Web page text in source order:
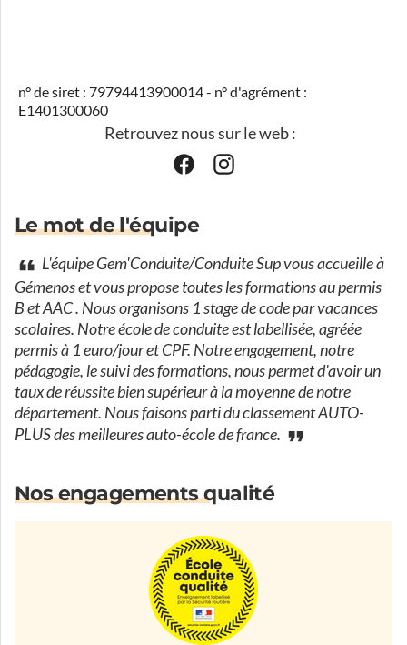
n° de siret : 79794413900014 - n° d'agrément :
E1401300060
Retrouvez nous sur le web :
Le mot de l'équipe
L'équipe Gem'Conduite/Conduite Sup vous accueille à
Gémenos et vous propose toutes les formations au permis
B et AAC . Nous organisons 1 stage de code par vacances
scolaires. Notre école de conduite est labellisée, agréée
permis à 1 euro/jour et CPF. Notre engagement, notre
pédagogie, le suivi des formations, nous permet d'avoir un
taux de réussite bien supérieur à la moyenne de notre
département. Nous faisons parti du classement AUTO-
PLUS des meilleures auto-école de france.
Nos engagements qualité